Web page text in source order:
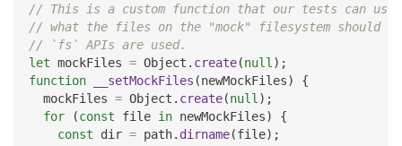
// This is a custom function that our tests can use
// what the files on the "mock" filesystem should
// `fs` APIs are used.
let mockFiles = Object . create(null ) ;
function
__setMockFiles (newMockFiles)
{
  mockFiles
= Object . create(null ) ;
for
(const file in newMockFiles)
{
const dir = path. dirname(file) ;